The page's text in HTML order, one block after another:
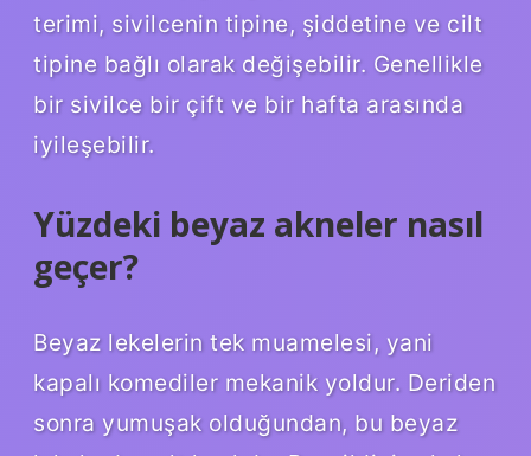
terimi, sivilcenin tipine, şiddetine ve cilt
tipine bağlı olarak değişebilir. Genellikle
bir sivilce bir çift ve bir hafta arasında
iyileşebilir.
Yüzdeki beyaz akneler nasıl
geçer?
Beyaz lekelerin tek muamelesi, yani
kapalı komediler mekanik yoldur. Deriden
sonra yumuşak olduğundan, bu beyaz